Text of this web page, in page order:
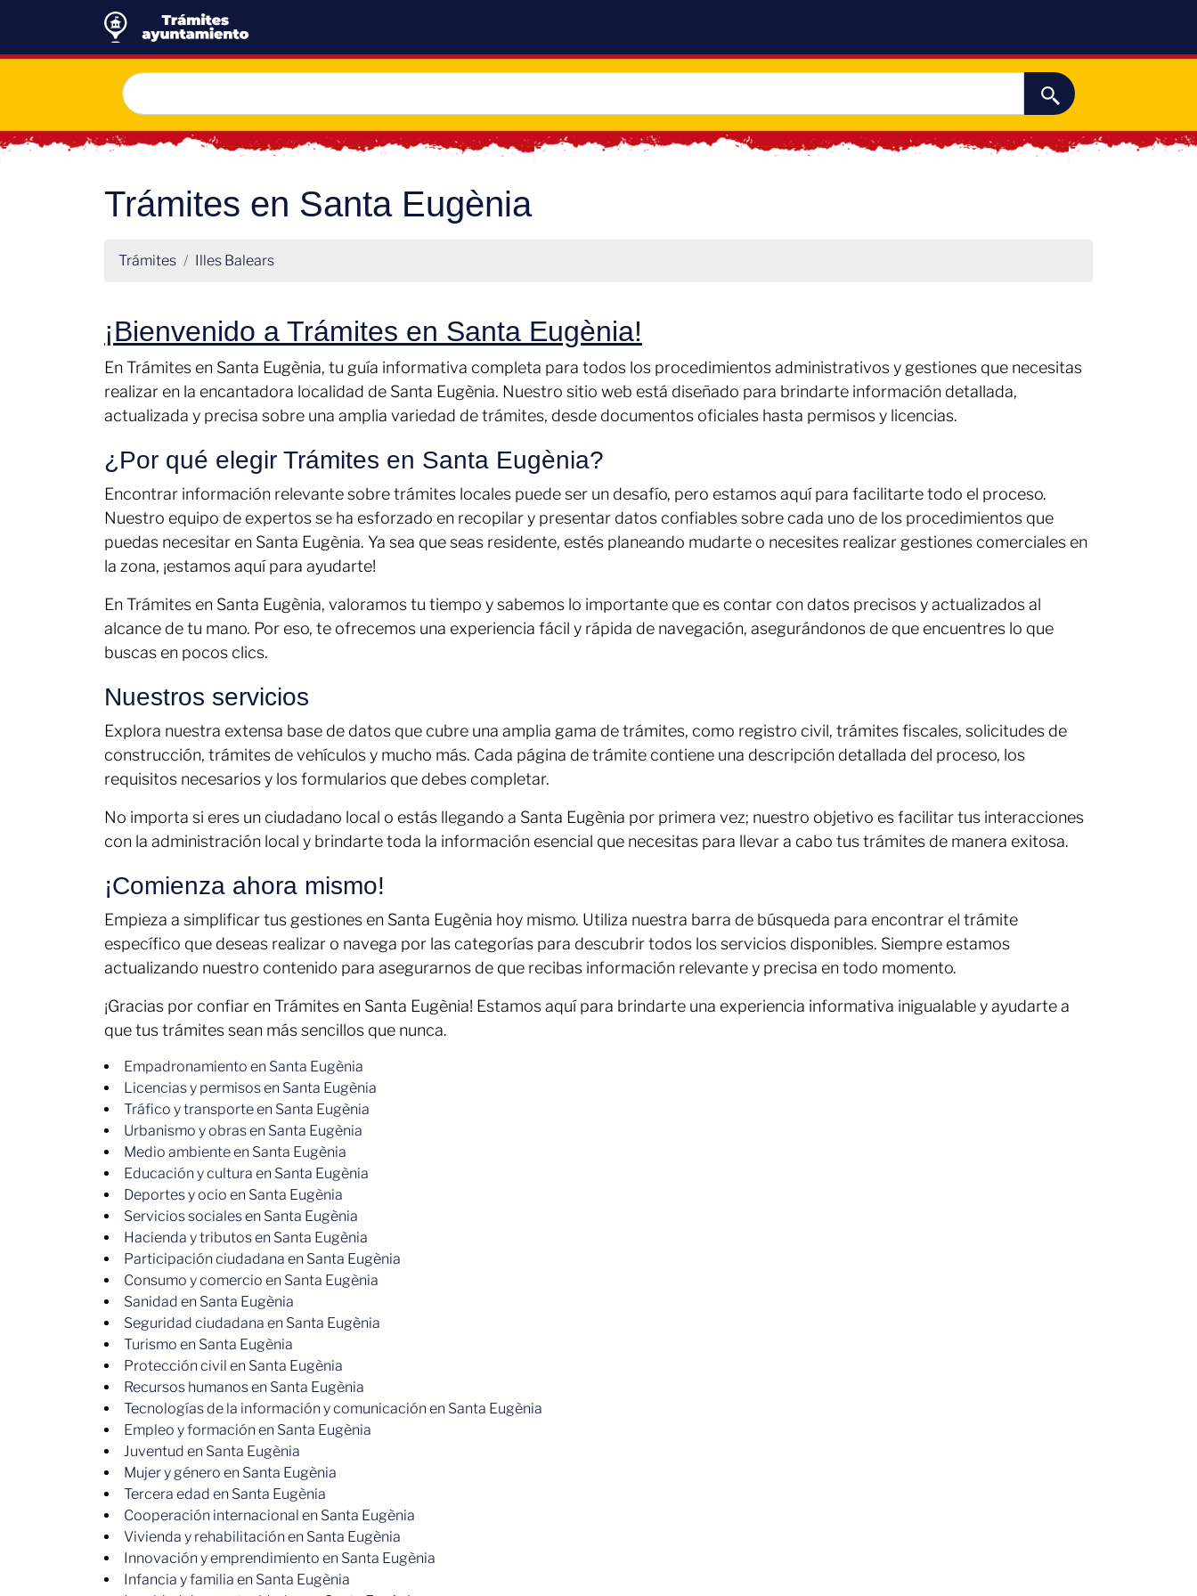
Trámites en Santa Eugènia
Trámites Illes Balears
¡Bienvenido a Trámites en Santa Eugènia!
En Trámites en Santa Eugènia, tu guía informativa completa para todos los procedimientos administrativos y gestiones que necesitas
realizar en la encantadora localidad de Santa Eugènia. Nuestro sitio web está diseñado para brindarte información detallada,
actualizada y precisa sobre una amplia variedad de trámites, desde documentos oficiales hasta permisos y licencias.
¿Por qué elegir Trámites en Santa Eugènia?
Encontrar información relevante sobre trámites locales puede ser un desafío, pero estamos aquí para facilitarte todo el proceso.
Nuestro equipo de expertos se ha esforzado en recopilar y presentar datos confiables sobre cada uno de los procedimientos que
puedas necesitar en Santa Eugènia. Ya sea que seas residente, estés planeando mudarte o necesites realizar gestiones comerciales en
la zona, ¡estamos aquí para ayudarte!
En Trámites en Santa Eugènia, valoramos tu tiempo y sabemos lo importante que es contar con datos precisos y actualizados al
alcance de tu mano. Por eso, te ofrecemos una experiencia fácil y rápida de navegación, asegurándonos de que encuentres lo que
buscas en pocos clics.
Nuestros servicios
Explora nuestra extensa base de datos que cubre una amplia gama de trámites, como registro civil, trámites fiscales, solicitudes de
construcción, trámites de vehículos y mucho más. Cada página de trámite contiene una descripción detallada del proceso, los
requisitos necesarios y los formularios que debes completar.
No importa si eres un ciudadano local o estás llegando a Santa Eugènia por primera vez; nuestro objetivo es facilitar tus interacciones
con la administración local y brindarte toda la información esencial que necesitas para llevar a cabo tus trámites de manera exitosa.
¡Comienza ahora mismo!
Empieza a simplificar tus gestiones en Santa Eugènia hoy mismo. Utiliza nuestra barra de búsqueda para encontrar el trámite
específico que deseas realizar o navega por las categorías para descubrir todos los servicios disponibles. Siempre estamos
actualizando nuestro contenido para asegurarnos de que recibas información relevante y precisa en todo momento.
¡Gracias por confiar en Trámites en Santa Eugènia! Estamos aquí para brindarte una experiencia informativa inigualable y ayudarte a
que tus trámites sean más sencillos que nunca.
Empadronamiento en Santa Eugènia
Licencias y permisos en Santa Eugènia
Tráfico y transporte en Santa Eugènia
Urbanismo y obras en Santa Eugènia
Medio ambiente en Santa Eugènia
Educación y cultura en Santa Eugènia
Deportes y ocio en Santa Eugènia
Servicios sociales en Santa Eugènia
Hacienda y tributos en Santa Eugènia
Participación ciudadana en Santa Eugènia
Consumo y comercio en Santa Eugènia
Sanidad en Santa Eugènia
Seguridad ciudadana en Santa Eugènia
Turismo en Santa Eugènia
Protección civil en Santa Eugènia
Recursos humanos en Santa Eugènia
Tecnologías de la información y comunicación en Santa Eugènia
Empleo y formación en Santa Eugènia
Juventud en Santa Eugènia
Mujer y género en Santa Eugènia
Tercera edad en Santa Eugènia
Cooperación internacional en Santa Eugènia
Vivienda y rehabilitación en Santa Eugènia
Innovación y emprendimiento en Santa Eugènia
Infancia y familia en Santa Eugènia